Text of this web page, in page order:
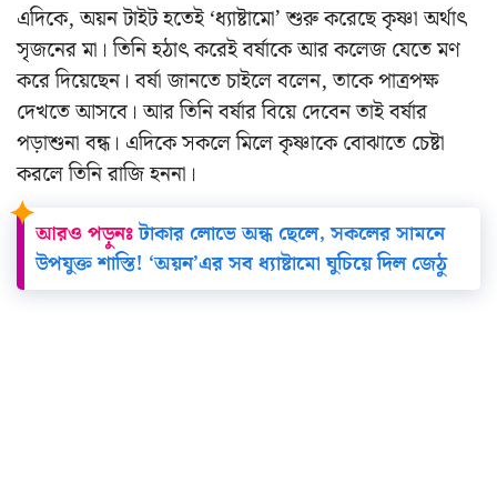
এদিকে, অয়ন টাইট হতেই ‘ধ্যাষ্টামো’ শুরু করেছে কৃষ্ণা অর্থাৎ
সৃজনের মা। তিনি হঠাৎ করেই বর্ষাকে আর কলেজ যেতে মণ
করে দিয়েছেন। বর্ষা জানতে চাইলে বলেন, তাকে পাত্রপক্ষ
দেখতে আসবে। আর তিনি বর্ষার বিয়ে দেবেন তাই বর্ষার
পড়াশুনা বন্ধ। এদিকে সকলে মিলে কৃষ্ণাকে বোঝাতে চেষ্টা
করলে তিনি রাজি হননা।
আরও পড়ুনঃটাকার লোভে অন্ধ ছেলে, সকলের সামনে
উপযুক্ত শাস্তি! ‘অয়ন’এর সব ধ্যাষ্টামো ঘুচিয়ে দিল জেঠু